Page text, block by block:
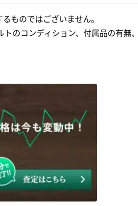
ものではございません。
のコンディション、付属品の有無